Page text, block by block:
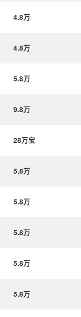
4.8万
4.8万
5.8万
9.8万
28万宝
5.8万
5.8万
5.8万
5.8万
5.8万